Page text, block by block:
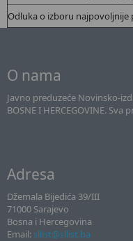
Odluka o izboru najpovoljnije
O nama
Javno preduzeće Novinsko-
BOSNE I HERCEGOVINE. Sva
Adresa
Džemala Bijedića 39/III
71000 Sarajevo
Bosna i Hercegovina
Email: sllist@sllist.ba